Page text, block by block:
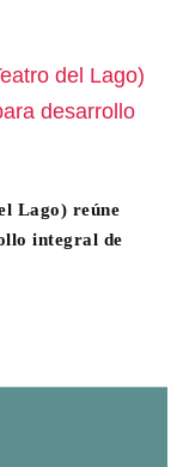
Lago) reúne
integral de